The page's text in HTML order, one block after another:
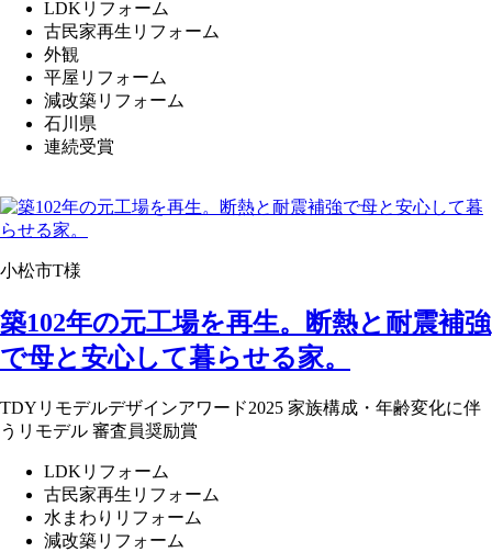
LDKリフォーム
古民家再生リフォーム
外観
平屋リフォーム
減改築リフォーム
石川県
連続受賞
小松市T様
築102年の元工場を再生。断熱と耐震補強
で母と安心して暮らせる家。
TDYリモデルデザインアワード2025 家族構成・年齢変化に伴
うリモデル 審査員奨励賞
LDKリフォーム
古民家再生リフォーム
水まわりリフォーム
減改築リフォーム